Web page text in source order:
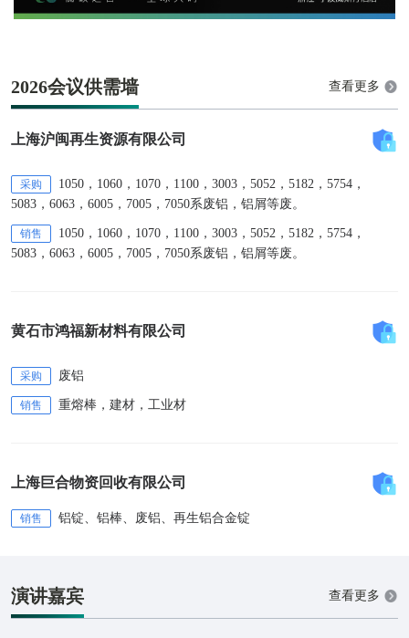
2026会议供需墙 查看更多
上海沪闽再生资源有限公司
采购
1050，1060，1070，1100，3003，5052，5182，5754，
5083，6063，6005，7005，7050系废铝，铝屑等废。
销售
1050，1060，1070，1100，3003，5052，5182，5754，
5083，6063，6005，7005，7050系废铝，铝屑等废。
黄石市鸿福新材料有限公司
采购 废铝
销售 重熔棒，建材，工业材
上海巨合物资回收有限公司
销售 铝锭、铝棒、废铝、再生铝合金锭
演讲嘉宾 查看更多